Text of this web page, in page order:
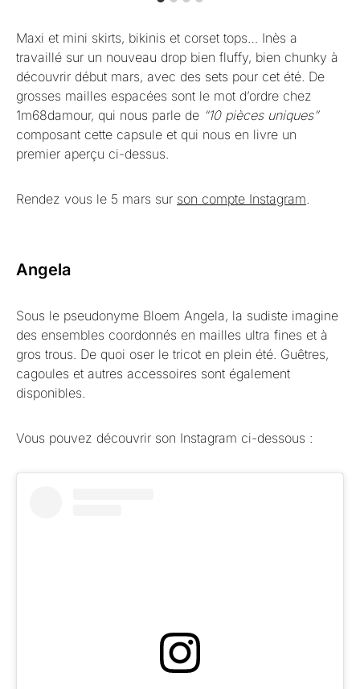
Maxi et mini skirts, bikinis et corset tops… Inès a
travaillé sur un nouveau drop bien fluffy, bien chunky à
découvrir début mars, avec des sets pour cet été. De
grosses mailles espacées sont le mot d’ordre chez
1m68damour, qui nous parle de “10 pièces uniques”
composant cette capsule et qui nous en livre un
premier aperçu ci-dessus.
Rendez vous le 5 mars sur son compte Instagram.
Angela
Sous le pseudonyme Bloem Angela, la sudiste imagine
des ensembles coordonnés en mailles ultra fines et à
gros trous. De quoi oser le tricot en plein été. Guêtres,
cagoules et autres accessoires sont également
disponibles.
Vous pouvez découvrir son Instagram ci-dessous :